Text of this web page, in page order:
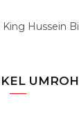
King Hussein
UMROH